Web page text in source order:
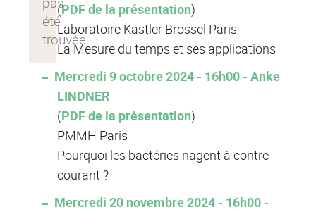
(PDF de la présentation)
Laboratoire Kastler Brossel Paris
La Mesure du temps et ses applications
Mercredi 9 octobre 2024 - 16h00 - Anke
LINDNER
(PDF de la présentation)
PMMH Paris
Pourquoi les bactéries nagent à contre-
courant ?
Mercredi 20 novembre 2024 - 16h00 -